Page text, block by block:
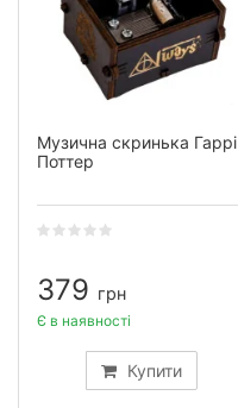
Музична скринька Гаррі
Поттер
379 грн
Купити
Є в наявності